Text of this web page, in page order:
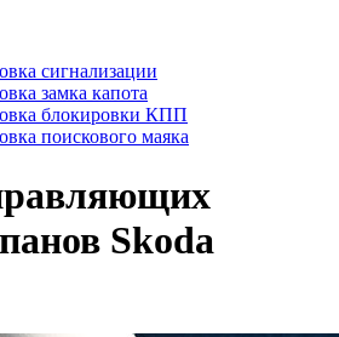
сигнализации
замка капота
блокировки КПП
поискового маяка
Skoda